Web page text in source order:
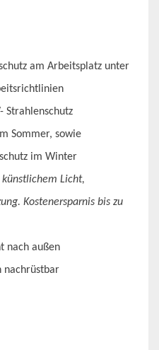
am Arbeitsplatz unter
Strahlenschutz
Sommer, sowie
im Winter
Licht,
Kostenersparnis bis zu
nach außen
nachrüstbar